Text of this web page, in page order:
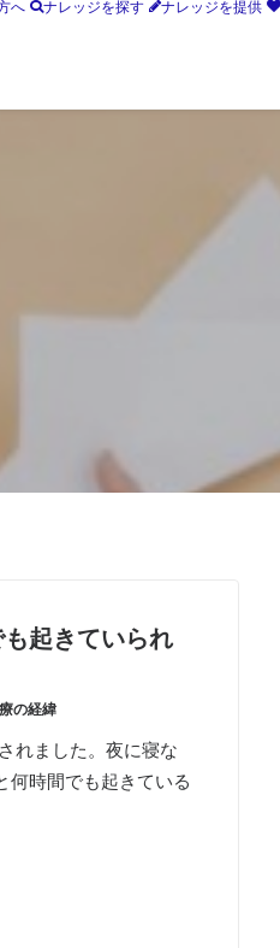
へ ナレッジを探す ナレッジを提供
起きていられ
の経緯
れました。夜に寝な
何時間でも起きている